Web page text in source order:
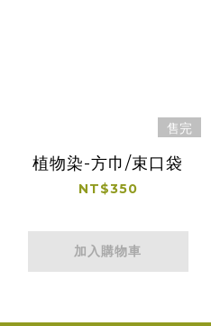
售完
植物染-方巾/束口袋
NT$350
加入購物車